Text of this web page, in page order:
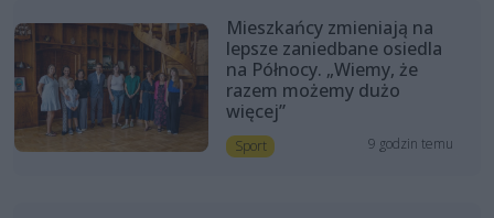
Mieszkańcy zmieniają na
lepsze zaniedbane osiedla
na Północy. „Wiemy, że
razem możemy dużo
więcej”
Sport 9 godzin temu